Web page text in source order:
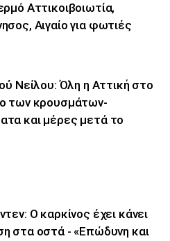
Αττικοιβοιωτία,
Αιγαίο για φωτιές
Νείλου: Όλη η Αττική στο
των κρουσμάτων-
και μέρες μετά το
Ο καρκίνος έχει κάνει
στα οστά - «Επώδυνη και